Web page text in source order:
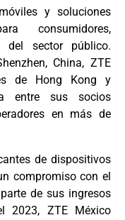
y soluciones
consumidores,
del sector público.
China, ZTE
de Hong Kong y
entre sus socios
en más de
de dispositivos
compromiso con el
de sus ingresos
2023, ZTE México